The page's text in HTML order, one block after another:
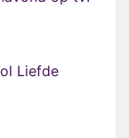
Liefde